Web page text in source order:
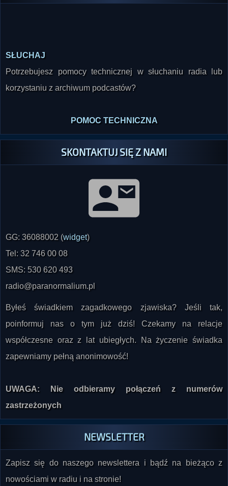
SŁUCHAJ
Potrzebujesz pomocy technicznej w słuchaniu radia lub
korzystaniu z archiwum podcastów?
POMOC TECHNICZNA
SKONTAKTUJ SIĘ Z NAMI
GG: 36088002 (widget)
Tel: 32 746 00 08
SMS: 530 620 493
radio@paranormalium.pl
Byłeś świadkiem zagadkowego zjawiska? Jeśli tak,
poinformuj nas o tym już dziś! Czekamy na relacje
współczesne oraz z lat ubiegłych. Na życzenie świadka
zapewniamy pełną anonimowość!
UWAGA: Nie odbieramy połączeń z numerów
zastrzeżonych
NEWSLETTER
Zapisz się do naszego newslettera i bądź na bieżąco z
nowościami w radiu i na stronie!